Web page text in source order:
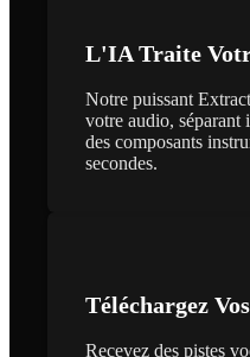
L'IA Traite
Notre puissant
votre audio,
des composants
secondes.
Téléchargez
Recevez des pistes